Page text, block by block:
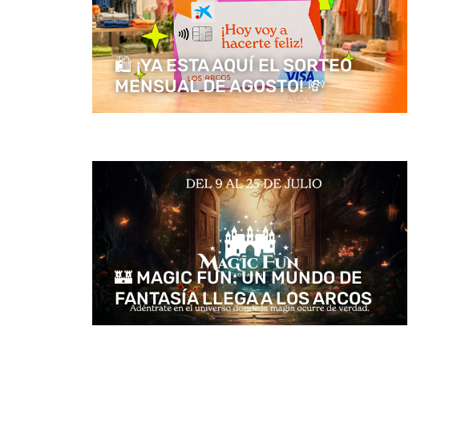
🛍️ ¡YA ESTA AQUÍ EL SORTEO
MENSUAL DE AGOSTO! 💸
🏰 MAGIC FUN: UN MUNDO DE
FANTASÍA LLEGA A LOS ARCOS